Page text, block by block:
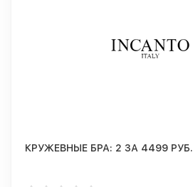
КРУЖЕВНЫЕ БРА: 2 ЗА 4499 РУБ.